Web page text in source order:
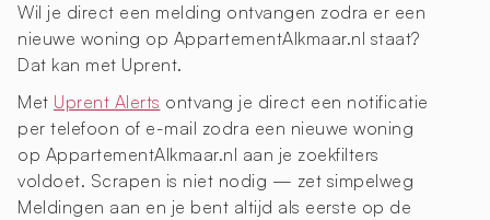
Wil je direct een melding ontvangen zodra er een
nieuwe woning op AppartementAlkmaar.nl staat?
Dat kan met Uprent.
Met Uprent Alerts ontvang je direct een notificatie
per telefoon of e-mail zodra een nieuwe woning
op AppartementAlkmaar.nl aan je zoekfilters
voldoet. Scrapen is niet nodig — zet simpelweg
Meldingen aan en je bent altijd als eerste op de